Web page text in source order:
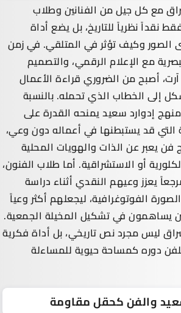
مع كل جيل من الفنانين وطلاب
نقداً نظرياً للتاريخ، بل يضع أداة
الصور وكيف تؤثر في المتلقي. في زمن
مع الإعلام الرقمي، والتصميم
آرت، أصبح من الضروري قراءة الأعمال
إلى الخطاب الذي تحمله. بالنسبة
إدوارد سعيد يمنحه القدرة على
التي قد يستبطنها في أعماله دون وعي،
فن يعبر عن الذات والهويات المحلية
أو الاستشراقية. أما طلاب الفنون،
يعزز وعيهم النقدي أثناء دراسة
الفوتوغرافية، ليجعلهم أكثر وعياً
يساهمون في تشكيل المخيلة الجمعية.
ليس مجرد نص تاريخي، بل أداة فكرية
دوره كمساحة حيوية للمساءلة
والفن كحقل مقاومة